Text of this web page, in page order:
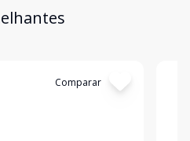
Comparar